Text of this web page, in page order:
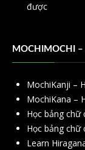
được
MOCHIMOCHI
MochiKanji –
MochiKana –
Học bảng chữ
Học bảng
Learn